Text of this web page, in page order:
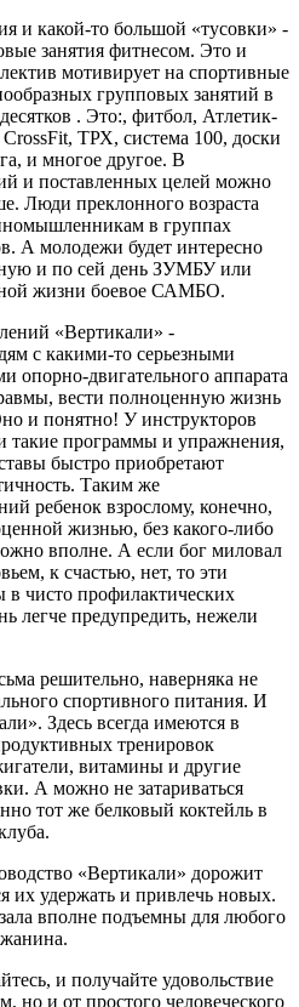
и какой-то большой «тусовки» -
занятия фитнесом. Это и
мотивирует на спортивные
групповых занятий в
. Это:, фитбол, Атлетик-
ТРХ, система 100, доски
и многое другое. В
и поставленных целей можно
Люди преклонного возраста
в группах
А молодежи будет интересно
и по сей день ЗУМБУ или
жизни боевое САМБО.
«Вертикали» -
с какими-то серьезными
опорно-двигательного аппарата
вести полноценную жизнь
и понятно! У инструкторов
такие программы и упражнения,
быстро приобретают
Таким же
ребенок взрослому, конечно,
жизнью, без какого-либо
вполне. А если бог миловал
к счастью, нет, то эти
в чисто профилактических
легче предупредить, нежели
решительно, наверняка не
спортивного питания. И
Здесь всегда имеются в
тренировок
витамины и другие
А можно не затариваться
тот же белковый коктейль в
«Вертикали» дорожит
их удержать и привлечь новых.
вполне подъемны для любого
и получайте удовольствие
но и от простого человеческого